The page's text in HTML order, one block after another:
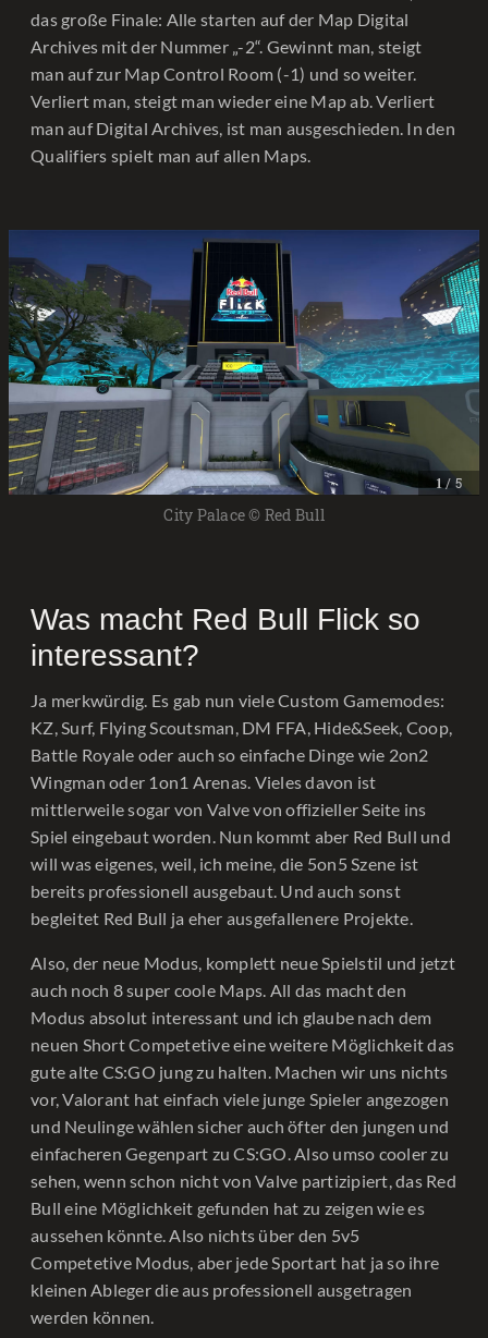
das große Finale: Alle starten auf der Map Digital
Archives mit der Nummer „-2“. Gewinnt man, steigt
man auf zur Map Control Room (-1) und so weiter.
Verliert man, steigt man wieder eine Map ab. Verliert
man auf Digital Archives, ist man ausgeschieden. In den
Qualifiers spielt man auf allen Maps.
1/ 5
City Palace © Red Bull
Was macht Red Bull Flick so
interessant?
Ja merkwürdig. Es gab nun viele Custom Gamemodes:
KZ, Surf, Flying Scoutsman, DM FFA, Hide&Seek, Coop,
Battle Royale oder auch so einfache Dinge wie 2on2
Wingman oder 1on1 Arenas. Vieles davon ist
mittlerweile sogar von Valve von offizieller Seite ins
Spiel eingebaut worden. Nun kommt aber Red Bull und
will was eigenes, weil, ich meine, die 5on5 Szene ist
bereits professionell ausgebaut. Und auch sonst
begleitet Red Bull ja eher ausgefallenere Projekte.
Also, der neue Modus, komplett neue Spielstil und jetzt
auch noch 8 super coole Maps. All das macht den
Modus absolut interessant und ich glaube nach dem
neuen Short Competetive eine weitere Möglichkeit das
gute alte CS:GO jung zu halten. Machen wir uns nichts
vor, Valorant hat einfach viele junge Spieler angezogen
und Neulinge wählen sicher auch öfter den jungen und
einfacheren Gegenpart zu CS:GO. Also umso cooler zu
sehen, wenn schon nicht von Valve partizipiert, das Red
Bull eine Möglichkeit gefunden hat zu zeigen wie es
aussehen könnte. Also nichts über den 5v5
Competetive Modus, aber jede Sportart hat ja so ihre
kleinen Ableger die aus professionell ausgetragen
werden können.